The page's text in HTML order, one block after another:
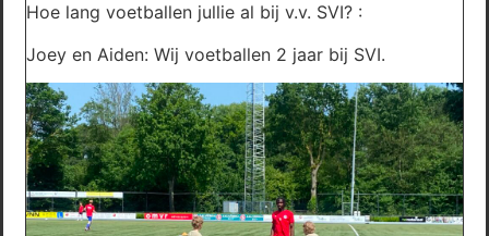
Hoe lang voetballen jullie al bij v.v. SVI? :
Joey en Aiden: Wij voetballen 2 jaar bij SVI.